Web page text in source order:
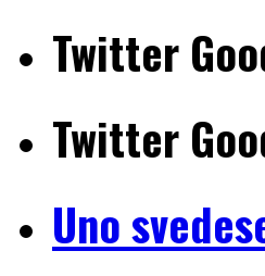
Twitter
Twitter
Uno